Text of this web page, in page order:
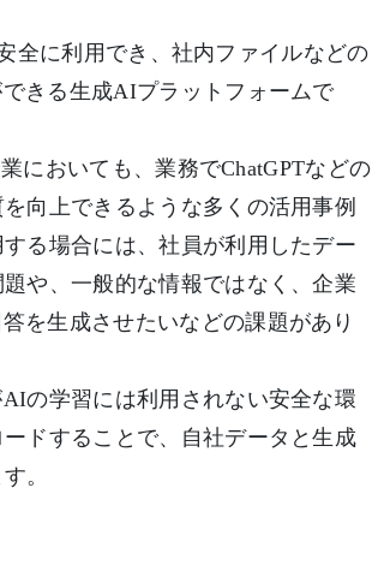
全に利用でき、社内ファイルなどの
きる生成AIプラットフォームで
においても、業務でChatGPTなどの
向上できるような多くの活用事例
る場合には、社員が利用したデー
や、一般的な情報ではなく、企業
を生成させたいなどの課題があり
の学習には利用されない安全な環
ドすることで、自社データと生成
。